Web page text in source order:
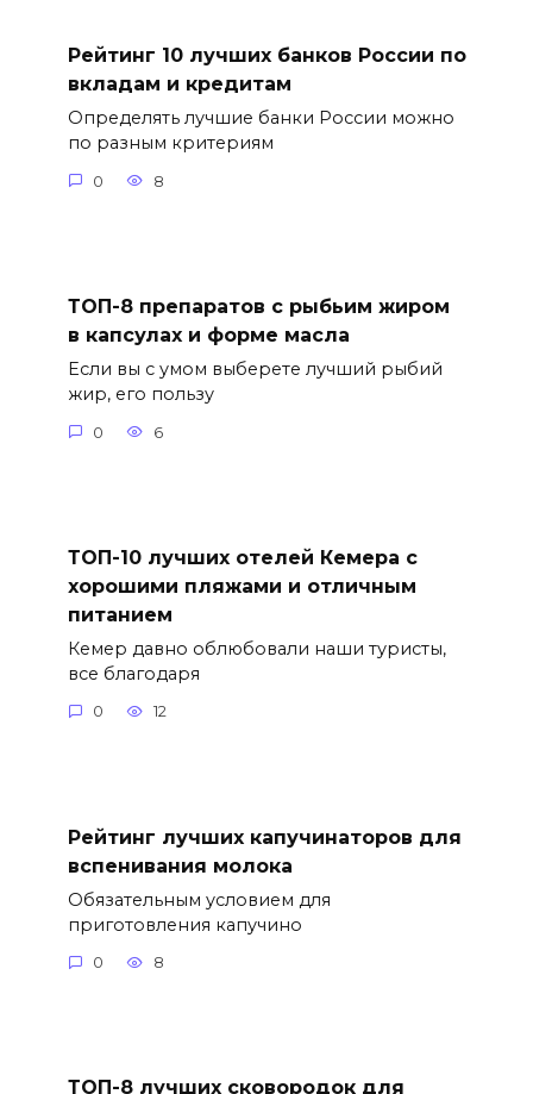
Рейтинг 10 лучших банков России по
вкладам и кредитам
Определять лучшие банки России можно
по разным критериям
0 8
ТОП-8 препаратов с рыбьим жиром
в капсулах и форме масла
Если вы с умом выберете лучший рыбий
жир, его пользу
0 6
ТОП-10 лучших отелей Кемера с
хорошими пляжами и отличным
питанием
Кемер давно облюбовали наши туристы,
все благодаря
0 12
Рейтинг лучших капучинаторов для
вспенивания молока
Обязательным условием для
приготовления капучино
0 8
ТОП-8 лучших сковородок для